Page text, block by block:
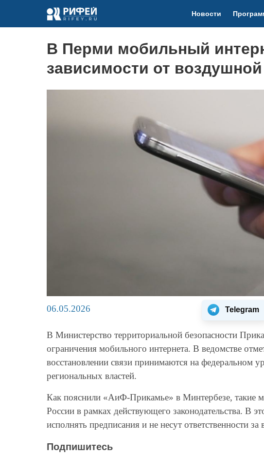
Новости
В Перми мобильный
зависимости от
06.05.2026 Telegram
В Министерство территориальной безопасности
ограничения мобильного интернета. В ведомстве
восстановлении связи принимаются на федеральном
региональных властей.
Как пояснили «АиФ-Прикамье» в Минтербезе, такие
России в рамках действующего законодательства. В
исполнять предписания и не несут ответственности
Подпишитесь